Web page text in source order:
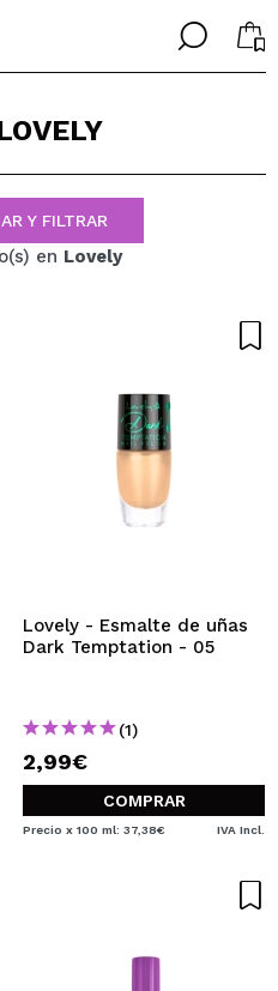
╳
el estado de tus
anteriores.
CUENTA
╳
TU IDIOMA
Y FILTRAR
en Lovely
Lovely - Esmalte de uñas
Dark Temptation - 05
(1)
2,99€
COMPRAR
Precio x 100 ml: 37,38€ IVA Incl.